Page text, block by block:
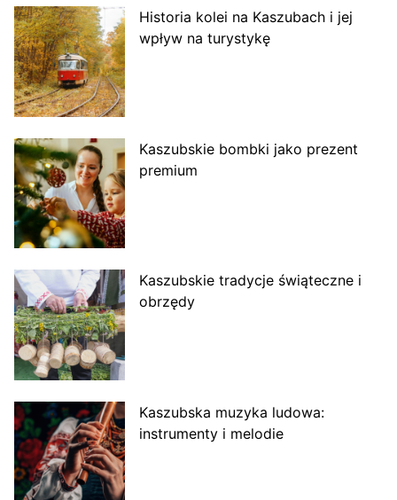
Historia kolei na Kaszubach i jej
wpływ na turystykę
Kaszubskie bombki jako prezent
premium
Kaszubskie tradycje świąteczne i
obrzędy
Kaszubska muzyka ludowa:
instrumenty i melodie